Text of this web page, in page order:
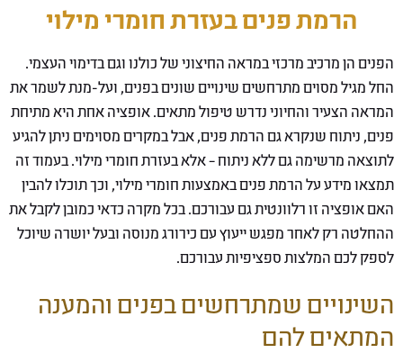
הרמת פנים בעזרת חומרי מילוי
הפנים הן מרכיב מרכזי במראה החיצוני של כולנו וגם בדימוי העצמי.
החל מגיל מסוים מתרחשים שינויים שונים בפנים, ועל-מנת לשמר את
המראה הצעיר והחיוני נדרש טיפול מתאים. אופציה אחת היא מתיחת
פנים, ניתוח שנקרא גם הרמת פנים, אבל במקרים מסוימים ניתן להגיע
לתוצאה מרשימה גם ללא ניתוח – אלא בעזרת חומרי מילוי. בעמוד זה
תמצאו מידע על הרמת פנים באמצעות חומרי מילוי, וכך תוכלו להבין
האם אופציה זו רלוונטית גם עבורכם. בכל מקרה כדאי כמובן לקבל את
ההחלטה רק לאחר מפגש ייעוץ עם כירורג מנוסה ובעל יושרה שיוכל
לספק לכם המלצות ספציפיות עבורכם.
השינויים שמתרחשים בפנים והמענה
המתאים להם